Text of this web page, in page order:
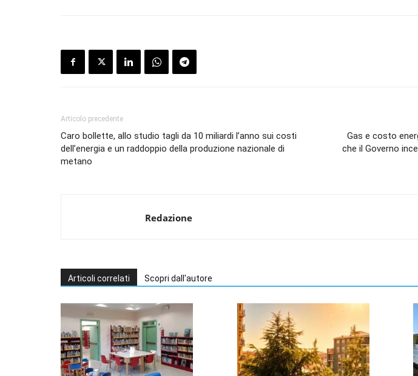
Articolo precedente
Caro bollette, allo studio tagli da 10 miliardi l’anno sui costi
dell’energia e un raddoppio della produzione nazionale di
metano
Gas e costo
che il Governo
Redazione
Articoli correlati Scopri dall'autore